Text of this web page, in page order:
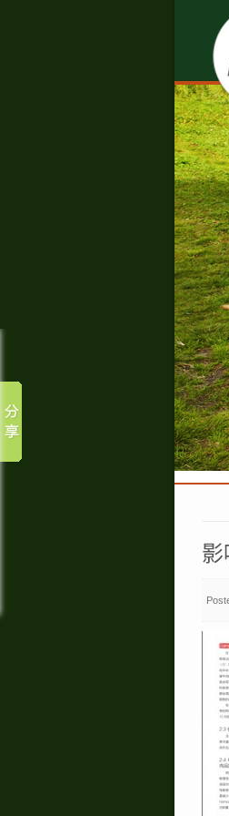
影